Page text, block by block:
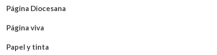
Página Diocesana
Página viva
Papel y tinta